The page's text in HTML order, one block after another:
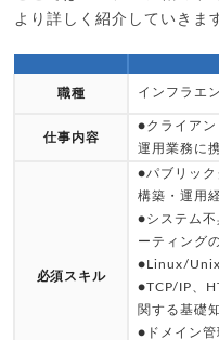
より詳しく紹介していきま
職種 インフラエ
仕事内容
●クライアン
運用業務に
必須スキル
●パブリッ
構築・運用
●システム不
ーティング
●Linux/Unix
●TCP/IP、
関する基礎
●ドメイン